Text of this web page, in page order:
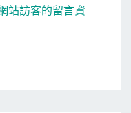
站訪客的留言資